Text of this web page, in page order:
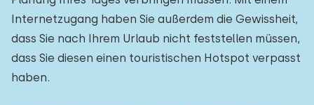
Internetzugang haben Sie außerdem die Gewissheit,
dass Sie nach Ihrem Urlaub nicht feststellen müssen,
dass Sie diesen einen touristischen Hotspot verpasst
haben.